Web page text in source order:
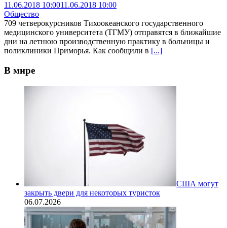
11.06.2018 10:0011.06.2018 10:00
Общество
709 четверокурсников Тихоокеанского государственного
медицинского университета (ТГМУ) отправятся в ближайшие
дни на летнюю производственную практику в больницы и
поликлиники Приморья. Как сообщили в [...]
В мире
США могут
закрыть двери для некоторых туристок
06.07.2026